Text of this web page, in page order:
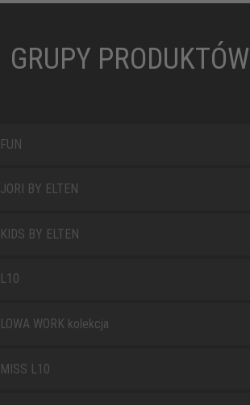
GRUPY PRODUKTÓW
FUN
JORI BY ELTEN
KIDS BY ELTEN
L10
LOWA WORK kolekcja
MISS L10